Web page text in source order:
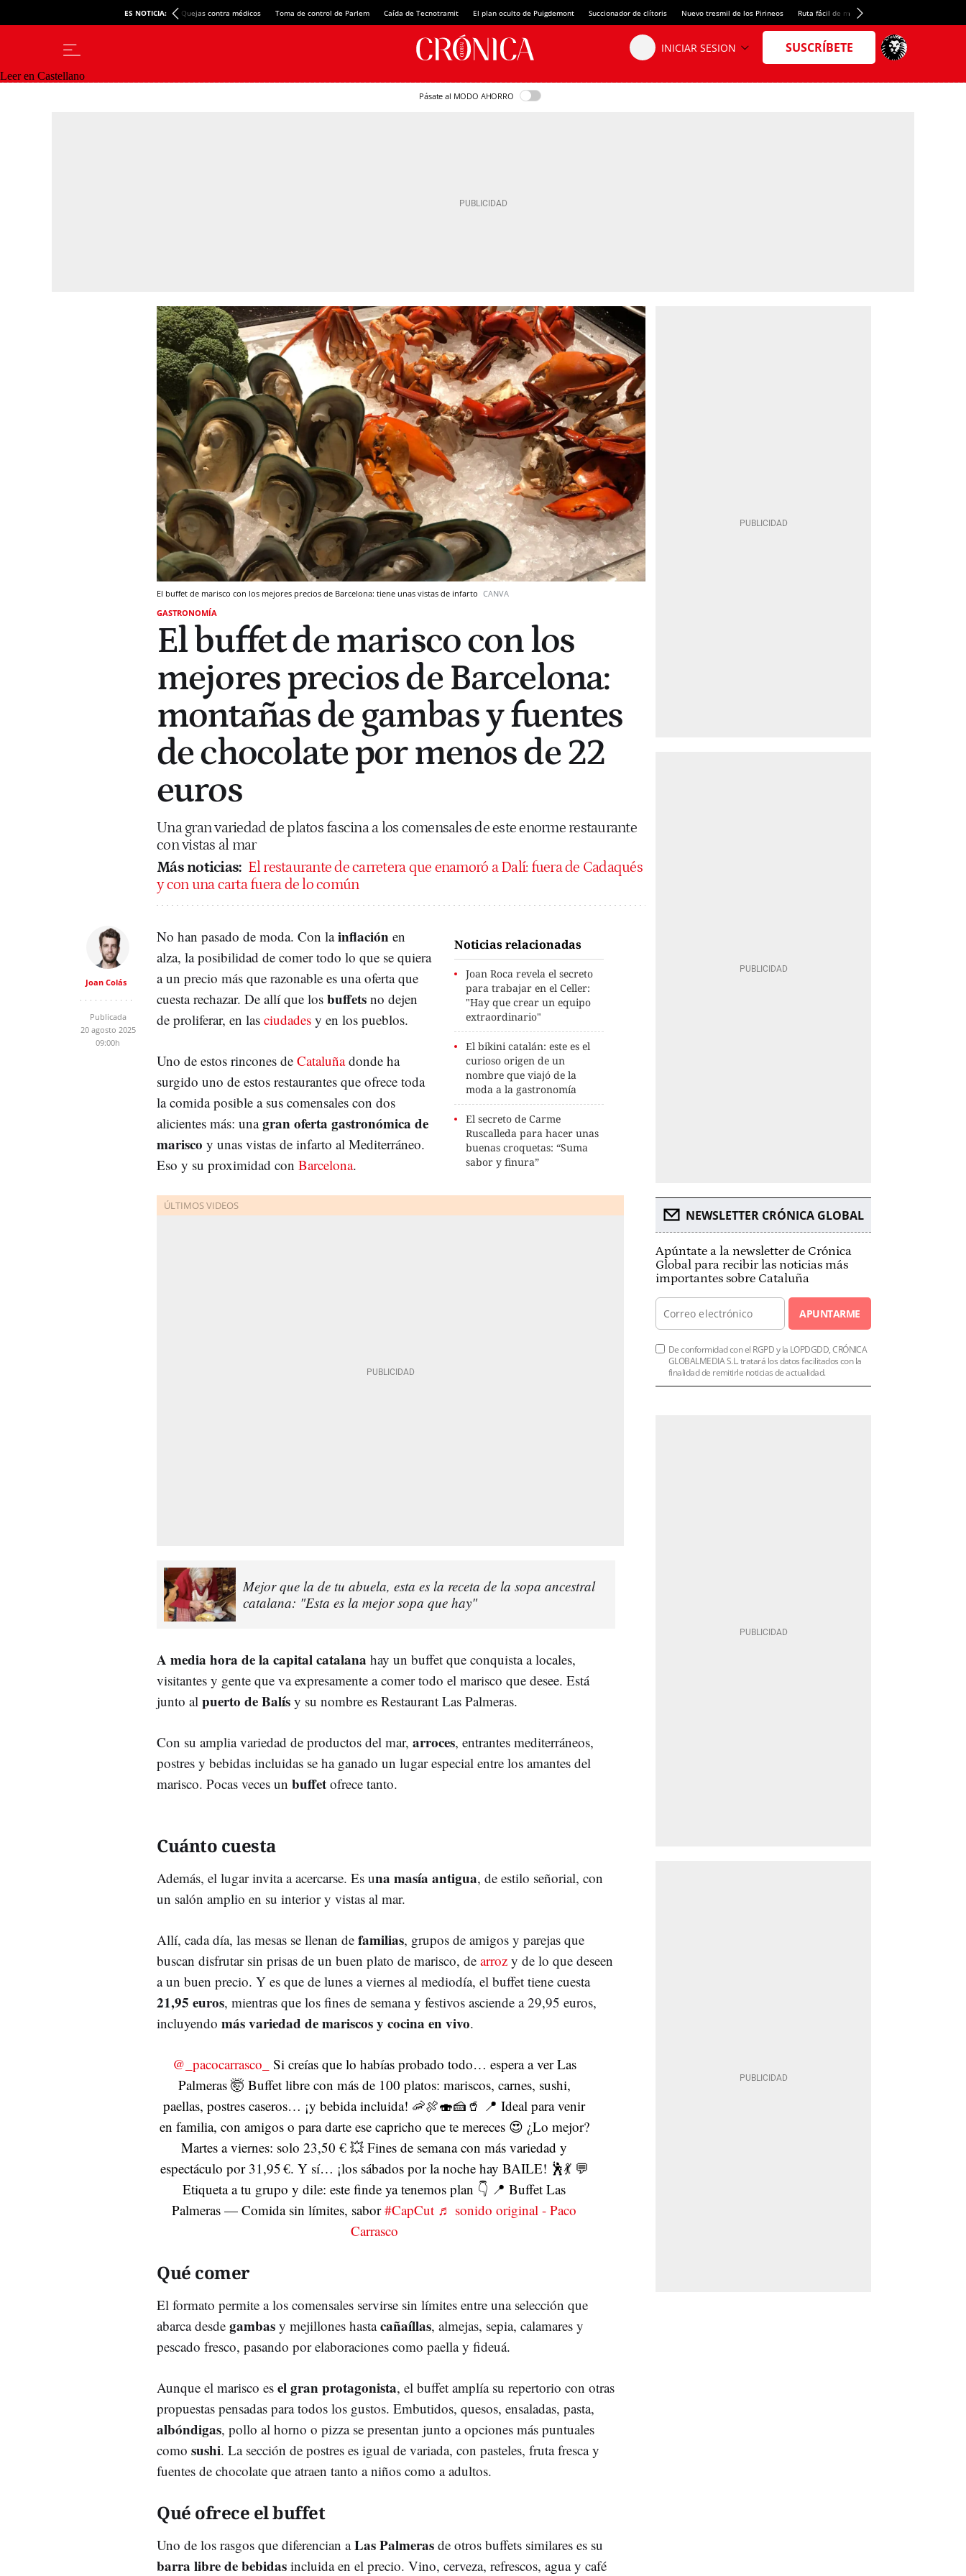
ES NOTICIA: Quejas contra médicos Toma de control de Parlem Caída de Tecnotramit El plan oculto de Puigdemont Succionador de clítoris Nuevo tresmil de los Pirineos Ruta fácil de montaña
Leer en Castellano
Pásate al MODO AHORRO
El buffet de marisco con los mejores precios de Barcelona: tiene unas vistas de infarto CANVA
GASTRONOMÍA
El buffet de marisco con los
mejores precios de Barcelona:
montañas de gambas y fuentes
de chocolate por menos de 22
euros
Una gran variedad de platos fascina a los comensales de este enorme restaurante
con vistas al mar
Más noticias: El restaurante de carretera que enamoró a Dalí: fuera de Cadaqués
y con una carta fuera de lo común
Joan Colás
Publicada
20 agosto 2025
09:00h
Noticias relacionadas
Joan Roca revela el secreto
para trabajar en el Celler:
"Hay que crear un equipo
extraordinario"
El bikini catalán: este es el
curioso origen de un
nombre que viajó de la
moda a la gastronomía
El secreto de Carme
Ruscalleda para hacer unas
buenas croquetas: “Suma
sabor y finura”
No han pasado de moda. Con lainflación en
alza, la posibilidad de comer todo lo que se quiera
a un precio más que razonable es una oferta que
cuesta rechazar. De allí que los buffets no dejen
de proliferar, en las ciudades y en los pueblos.
Uno de estos rincones de Cataluñadonde ha
surgido uno de estos restaurantes que ofrece toda
la comida posible a sus comensales con dos
alicientes más: unagran oferta gastronómica de
marisco y unas vistas de infarto al Mediterráneo.
Eso y su proximidad con Barcelona.
Mejor que la de tu abuela, esta es la receta de la sopa ancestral
catalana: "Esta es la mejor sopa que hay"
A media hora de la capital catalana hay un buffet que conquista a locales,
visitantes y gente que va expresamente a comer todo el marisco que desee. Está
junto al puerto de Balís y su nombre es Restaurant Las Palmeras.
Con su amplia variedad de productos del mar, arroces, entrantes mediterráneos,
postres y bebidas incluidas se ha ganado un lugar especial entre los amantes del
marisco. Pocas veces un buffet ofrece tanto.
Cuánto cuesta
Además, el lugar invita a acercarse. Es una masía antigua, de estilo señorial, con
un salón amplio en su interior y vistas al mar.
Allí, cada día, las mesas se llenan de familias, grupos de amigos y parejas que
buscan disfrutar sin prisas de un buen plato de marisco, de arroz y de lo que deseen
a un buen precio. Y es que de lunes a viernes al mediodía, el buffet tiene cuesta
21,95 euros, mientras que los fines de semana y festivos asciende a 29,95 euros,
incluyendo más variedad de mariscos y cocina en vivo.
@_pacocarrasco_
Si creías que lo habías probado todo… espera a ver Las
Palmeras 🤯 Buffet libre con más de 100 platos: mariscos, carnes, sushi,
paellas, postres caseros… ¡y bebida incluida! 🦐🍖🍣🍰🥤 📍 Ideal para venir
en familia, con amigos o para darte ese capricho que te mereces 😍 ¿Lo mejor?
Martes a viernes: solo 23,50 € 💥 Fines de semana con más variedad y
espectáculo por 31,95 €. Y sí… ¡los sábados por la noche hay BAILE! 🕺💃 💬
Etiqueta a tu grupo y dile: este finde ya tenemos plan 👇 📍 Buffet Las
Palmeras — Comida sin límites, sabor#CapCut ♬ sonido original - Paco
Carrasco
Qué comer
El formato permite a los comensales servirse sin límites entre una selección que
abarca desde gambas y mejillones hastacañaíllas, almejas, sepia, calamares y
pescado fresco, pasando por elaboraciones como paella y fideuá.
Aunque el marisco es el gran protagonista, el buffet amplía su repertorio con otras
propuestas pensadas para todos los gustos. Embutidos, quesos, ensaladas, pasta,
albóndigas, pollo al horno o pizza se presentan junto a opciones más puntuales
como sushi. La sección de postres es igual de variada, con pasteles, fruta fresca y
fuentes de chocolate que atraen tanto a niños como a adultos.
Qué ofrece el buffet
Uno de los rasgos que diferencian aLas Palmeras de otros buffets similares es su
barra libre de bebidas incluida en el precio. Vino, cerveza, refrescos, agua y café
NEWSLETTER CRÓNICA GLOBAL
Apúntate a la newsletter de Crónica
Global para recibir las noticias más
importantes sobre Cataluña
APUNTARME
De conformidad con el RGPD y la LOPDGDD, CRÓNICA
GLOBALMEDIA S.L. tratará los datos facilitados con la
finalidad de remitirle noticias de actualidad.